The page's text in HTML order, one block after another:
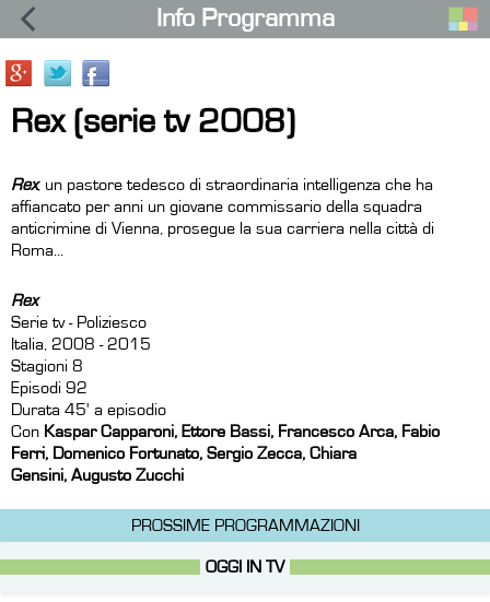
Info Programma
Rex (serie tv 2008)
Rex, un pastore tedesco di straordinaria intelligenza che ha
affiancato per anni un giovane commissario della squadra
anticrimine di Vienna, prosegue la sua carriera nella città di
Roma...
Rex
Serie tv - Poliziesco
Italia, 2008 - 2015
Stagioni 8
Episodi 92
Durata 45' a episodio
Con Kaspar Capparoni, Ettore Bassi, Francesco Arca, Fabio
Ferri, Domenico Fortunato, Sergio Zecca, Chiara
Gensini, Augusto Zucchi
PROSSIME PROGRAMMAZIONI
OGGI IN TV